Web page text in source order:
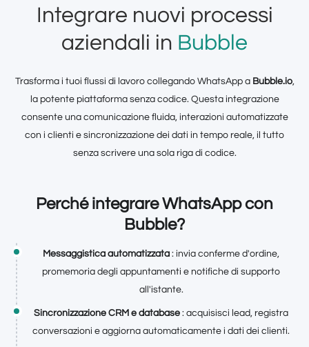
Integrare nuovi processi
aziendali in Bubble
Trasforma i tuoi flussi di lavoro collegando WhatsApp a Bubble.io,
la potente piattaforma senza codice. Questa integrazione
consente una comunicazione fluida, interazioni automatizzate
con i clienti e sincronizzazione dei dati in tempo reale, il tutto
senza scrivere una sola riga di codice.
Perché integrare WhatsApp con
Bubble?
Messaggistica automatizzata : invia conferme d'ordine,
promemoria degli appuntamenti e notifiche di supporto
all'istante.
Sincronizzazione CRM e database : acquisisci lead, registra
conversazioni e aggiorna automaticamente i dati dei clienti.